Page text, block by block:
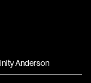
Anderson